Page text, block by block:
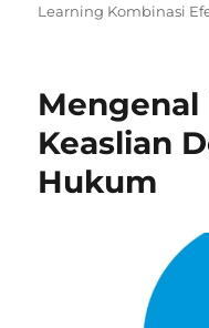
on
Learning Kombinasi
Mengenal
Keaslian
Hukum